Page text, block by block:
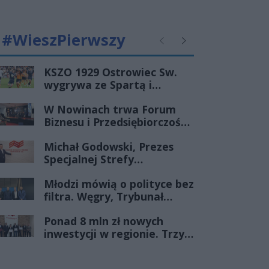
#WieszPierwszy PoprzednieNastępne
KSZO 1929 Ostrowiec Sw.
wygrywa ze Spartą i
barażach o 2 ligę
W Nowinach trwa Forum
Biznesu i Przedsiębiorczości-
Michał Godowski, Prezes
Specjalnej Strefy
„Starachowice”, gościem
Porannej Rozmowy Radia
Młodzi mówią o polityce bez
filtra. Węgry, Trybunał
młode pokolenie naprawdę
zmienia zasady gry
Ponad 8 mln zł nowych
inwestycji w regionie. Trzy